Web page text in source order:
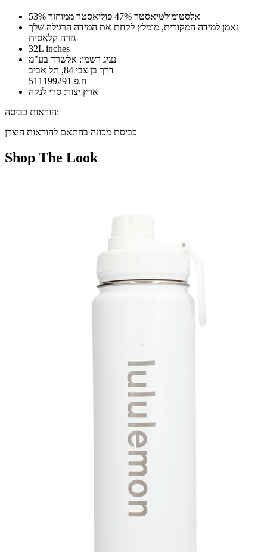
53% אלסטומולטיאסטר 47% פוליאסטר ממוחזר
נאמן למידה המקורית, מומלץ לקחת את המידה הרגילה שלך
גזרה קלאסית
32L inches
נציג רשמי: אלשרד בע"מ
דרך בן צבי 84, תל אביב
ח.פ 511199291
ארץ יצור: סרי לנקה
הוראות כביסה:
כביסת מכונה בהתאם להוראות היצרן
Shop The Look